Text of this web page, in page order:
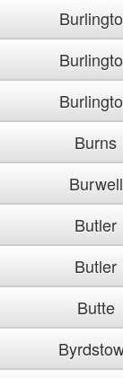
Burns
Burwell
Butler
Butler
Butte